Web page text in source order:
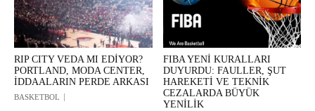
RIP CITY VEDA MI EDİYOR?
PORTLAND, MODA CENTER,
İDDAALARIN PERDE ARKASI
BASKETBOL
FIBA YENİ KURALLARI
DUYURDU: FAULLER, ŞUT
HAREKETİ VE TEKNİK
CEZALARDA BÜYÜK
YENİLİK